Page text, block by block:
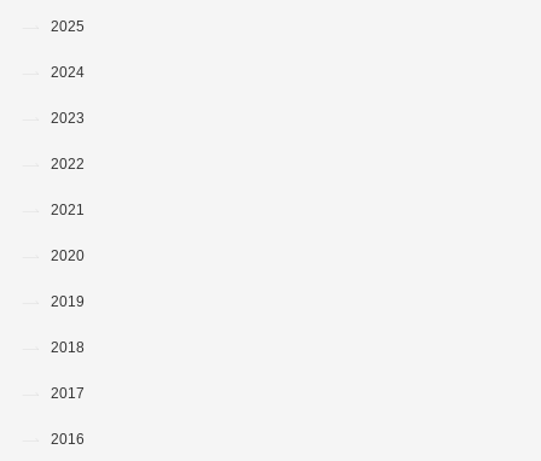
2025
2024
2023
2022
2021
2020
2019
2018
2017
2016